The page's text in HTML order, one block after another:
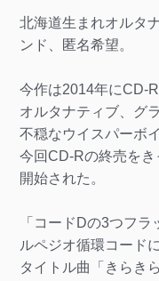
北海道生まれオルタ
ンド、匿名希望。
今作は2014年にCD-
オルタナティブ、グ
不穏なウイスパーボ
今回CD-Rの終売を
開始された。
「コードDの3つフ
ルペジオ循環コード
タイトル曲「きらき